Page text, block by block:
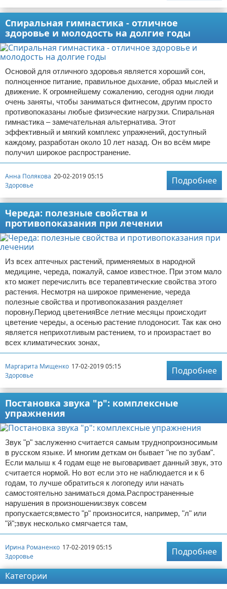
Спиральная гимнастика - отличное
здоровье и молодость на долгие годы
Основой для отличного здоровья является хороший сон,
полноценное питание, правильное дыхание, образ мыслей и
движение. К огромнейшему сожалению, сегодня одни люди
очень заняты, чтобы заниматься фитнесом, другим просто
противопоказаны любые физические нагрузки. Спиральная
гимнастика – замечательная альтернатива. Этот
эффективный и мягкий комплекс упражнений, доступный
каждому, разработан около 10 лет назад. Он во всём мире
получил широкое распространение.
Анна Полякова 20-02-2019 05:15
Здоровье
Подробнее
Череда: полезные свойства и
противопоказания при лечении
Из всех аптечных растений, применяемых в народной
медицине, череда, пожалуй, самое известное. При этом мало
кто может перечислить все терапевтические свойства этого
растения. Несмотря на широкое применение, череда
полезные свойства и противопоказания разделяет
поровну.Период цветенияВсе летние месяцы происходит
цветение череды, а осенью растение плодоносит. Так как оно
является неприхотливым растением, то и произрастает во
всех климатических зонах,
Маргарита Мищенко 17-02-2019 05:15
Здоровье
Подробнее
Постановка звука "р": комплексные
упражнения
Звук "р" заслуженно считается самым труднопроизносимым
в русском языке. И многим деткам он бывает "не по зубам".
Если малыш к 4 годам еще не выговаривает данный звук, это
считается нормой. Но вот если это не наблюдается и к 6
годам, то лучше обратиться к логопеду или начать
самостоятельно заниматься дома.Распространенные
нарушения в произношении:звук совсем
пропускается;вместо "р" произносится, например, "л" или
"й";звук несколько смягчается там,
Ирина Романенко 17-02-2019 05:15
Здоровье
Подробнее
Категории